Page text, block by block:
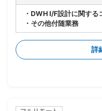
・DWH I/F設計に関する
・その他付随業務
詳